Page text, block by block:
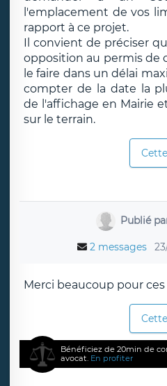
l'emplacement de vos
rapport à ce projet.
Il convient de préciser
opposition au permis de
le faire dans un délai
compter de la date la
de l'affichage en Mairie
sur le terrain.
Publié
2 messages
Merci beaucoup pour
Bénéficiez de 20min de
avocat. En profiter